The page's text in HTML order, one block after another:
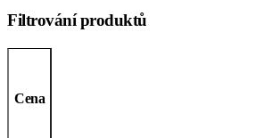
Filtrování produktů
Cena